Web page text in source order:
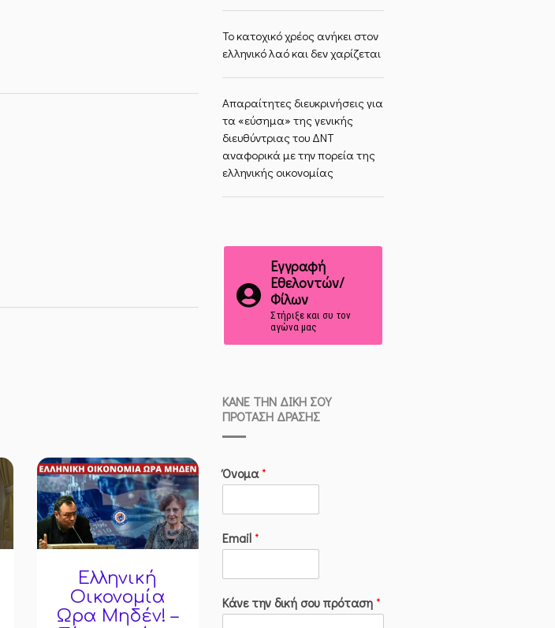
Eλληνική
Οικονομία
Ωρα Μηδέν! –
Το κατοχικό χρέος ανήκει στον
ελληνικό λαό και δεν χαρίζεται
Απαραίτητες διευκρινήσεις για
τα «εύσημα» της γενικής
διευθύντριας του ΔΝΤ
αναφορικά με την πορεία της
ελληνικής οικονομίας
Εγγραφή
Εθελοντών/
Φίλων
Στήριξε και συ τον
αγώνα μας
ΚΆΝΕ ΤΗΝ ΔΙΚΉ ΣΟΥ
ΠΡΌΤΑΣΗ ΔΡΆΣΗΣ
Όνομα*
Email*
Κάνε την δική σου πρόταση*